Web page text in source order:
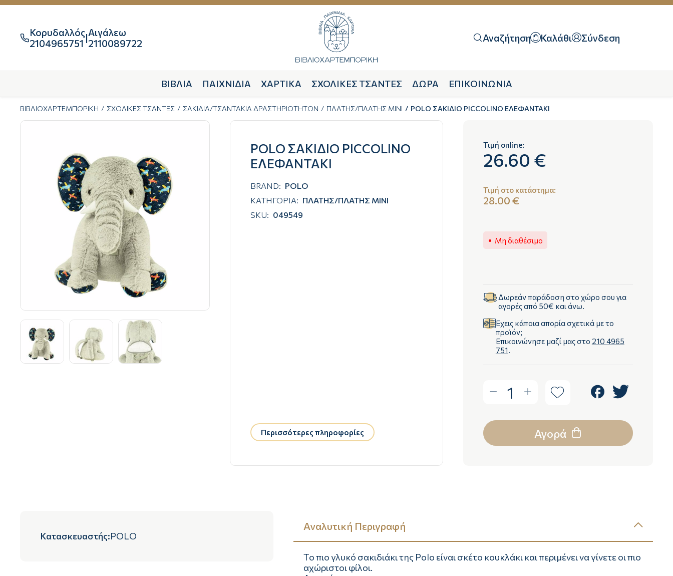
Κορυδαλλός
2104965751 |Αιγάλεω
2110089722
Αναζήτηση Καλάθι Σύνδεση
ΒΙΒΛΙΑ ΠΑΙΧΝΙΔΙΑ ΧΑΡΤΙΚΑ ΣΧΟΛΙΚΕΣ ΤΣΑΝΤΕΣ ΔΩΡΑ ΕΠΙΚΟΙΝΩΝΙΑ
ΒΙΒΛΙΟΧΑΡΤΕΜΠΟΡΙΚΗ ΣΧΟΛΙΚΕΣ ΤΣΑΝΤΕΣ ΣΑΚΙΔΙΑ/ΤΣΑΝΤΑΚΙΑ ΔΡΑΣΤΗΡΙΟΤΗΤΩΝ ΠΛΑΤΗΣ/ΠΛΑΤΗΣ ΜΙΝΙ POLO ΣΑΚΙΔΙΟ PICCOLINO ΕΛΕΦΑΝΤΑΚΙ
POLO ΣΑΚΙΔΙΟ PICCOLINO
ΕΛΕΦΑΝΤΑΚΙ
BRAND: POLO
ΚΑΤΗΓΟΡΙΑ: ΠΛΑΤΗΣ/ΠΛΑΤΗΣ ΜΙΝΙ
SKU: 049549
Περισσότερες πληροφορίες
Τιμή online:
26.60 €
Τιμή στο κατάστημα:
28.00 €
Μη διαθέσιμο
Δωρεάν παράδοση στο χώρο σου για
αγορές από 50€ και άνω.
Έχεις κάποια απορία σχετικά με το
προϊόν;
Επικοινώνησε μαζί μας στο 210 4965
751
1
Αγορά
Κατασκευαστής:POLO
Αναλυτική Περιγραφή
Tο πιο γλυκό σακιδιάκι της Polo είναι σκέτο κουκλάκι και περιμένει να γίνετε οι πιο
αχώριστοι φίλοι.